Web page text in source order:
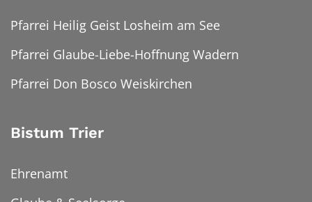
Pfarrei Heilig Geist Losheim am See
Pfarrei Glaube-Liebe-Hoffnung Wadern
Pfarrei Don Bosco Weiskirchen
Bistum Trier
Ehrenamt